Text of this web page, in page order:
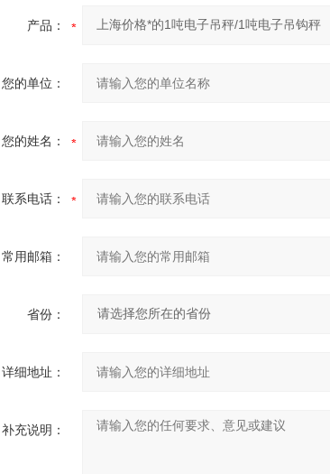
产品：
您的单位：
您的姓名：
联系电话：
常用邮箱：
省份：
详细地址：
补充说明：